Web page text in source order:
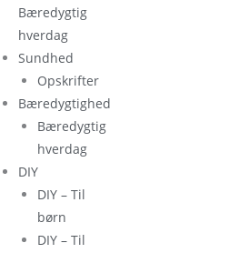
Bæredygtig
hverdag
Sundhed
Opskrifter
Bæredygtighed
Bæredygtig
hverdag
DIY
DIY – Til
børn
DIY – Til